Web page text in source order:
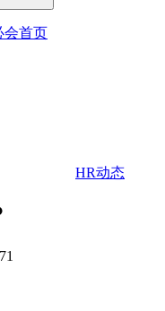
会首页
HR动态